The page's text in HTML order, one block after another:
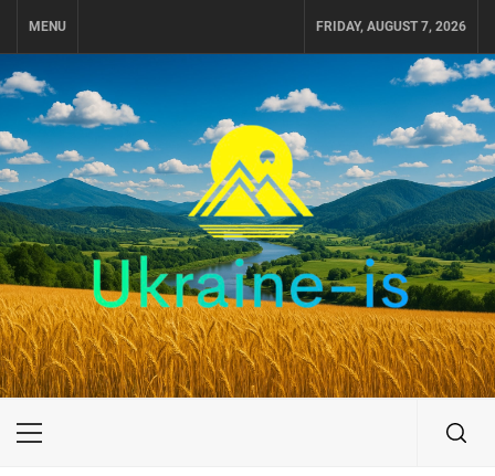
MENU FRIDAY, AUGUST 7, 2026
UKRAINE-IS
ПОДОРОЖI ПО УКРАЇНІ
Primary